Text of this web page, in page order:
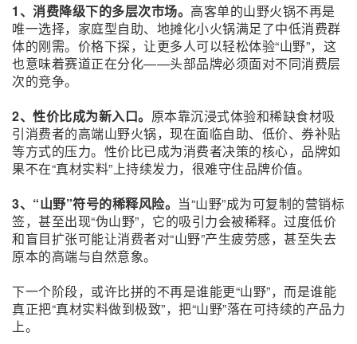
1、消费降级下的多层次市场。 高客单的山野火锅不再是
唯一选择，家庭型自助、地摊化小火锅满足了中低消费群
体的刚需。价格下探，让更多人可以轻松体验“山野”，这
也意味着赛道正在分化——头部品牌必须面对不同消费层
次的竞争。
2、性价比成为新入口。 原本靠沉浸式体验和稀缺食材吸
引消费者的高端山野火锅，现在面临自助、低价、券补贴
等方式的压力。性价比已成为消费者决策的核心，品牌如
果不在“真材实料”上持续发力，很难守住品牌价值。
3、“山野”符号的稀释风险。 当“山野”成为可复制的营销标
签，甚至出现“伪山野”，它的吸引力会被稀释。过度低价
和盲目扩张可能让消费者对“山野”产生疲劳感，甚至失去
原本的高端与自然意象。
下一个阶段，或许比拼的不再是谁能更“山野”，而是谁能
真正把“真材实料做到极致”，把“山野”落在可持续的产品力
上。